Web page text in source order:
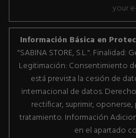
Información Básica en
"SABINA STORE, S.L.".
Legitimación: Consentimiento
está prevista la cesión de
internacional de datos.
rectificar, suprimir,
tratamiento. Información
en el apartado